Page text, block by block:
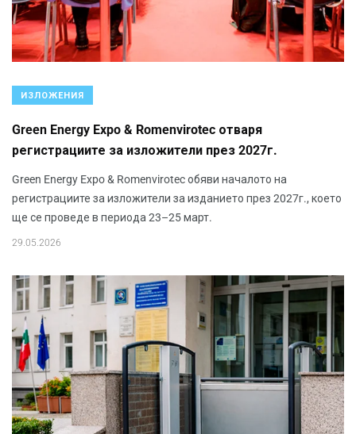
ИЗЛОЖЕНИЯ
Green Energy Expo & Romenvirotec отваря
регистрациите за изложители през 2027г.
Green Energy Expo & Romenvirotec обяви началото на
регистрациите за изложители за изданието през 2027г., което
ще се проведе в периода 23–25 март.
29.05.2026